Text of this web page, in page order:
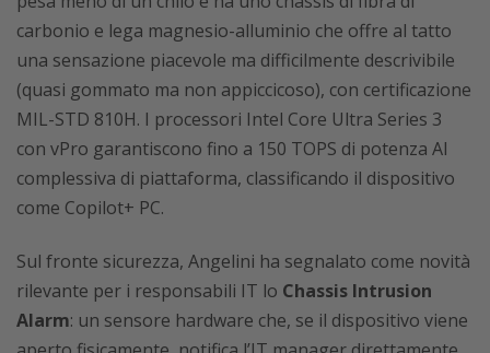
carbonio e lega magnesio-alluminio che offre al tatto
una sensazione piacevole ma difficilmente descrivibile
(quasi gommato ma non appiccicoso), con certificazione
MIL-STD 810H. I processori Intel Core Ultra Series 3
con vPro garantiscono fino a 150 TOPS di potenza AI
complessiva di piattaforma, classificando il dispositivo
come Copilot+ PC.
Sul fronte sicurezza, Angelini ha segnalato come novità
rilevante per i responsabili IT lo Chassis Intrusion
Alarm: un sensore hardware che, se il dispositivo viene